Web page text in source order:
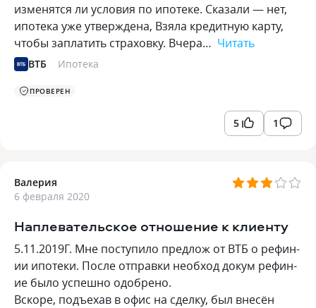
изменятся ли условия по ипотеке. Сказали — нет,
ипотека уже утверждена, Взяла кредитную карту,
чтобы заплатить страховку. Вчера… Читать
ВТБ Ипотека
ПРОВЕРЕН
5 1
Валерия
6 февраля 2020
Наплевательское отношение к клиенту
5.11.2019Г. Мне поступило предлож от ВТБ о рефин-
ии ипотеки. После отправки необход докум рефин-
ие было успешно одобрено.
Вскоре, подъехав в офис на сделку, был внесён